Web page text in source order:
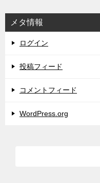
メタ情報
ログイン
投稿フィード
コメントフィード
WordPress.org